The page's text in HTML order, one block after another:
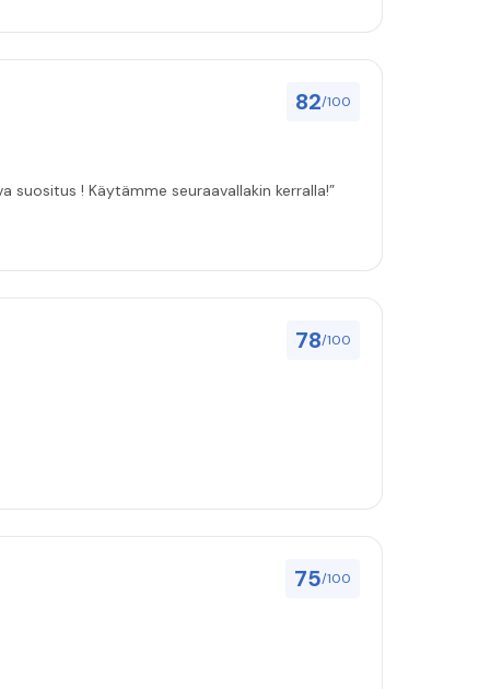
82/100
asenuksille pitivät, joten vahva suositus ! Käytämme seuraavallakin kerralla!”
78/100
75/100